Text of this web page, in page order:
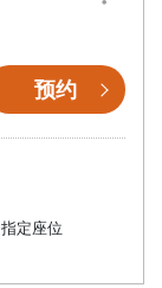
预约
定座位